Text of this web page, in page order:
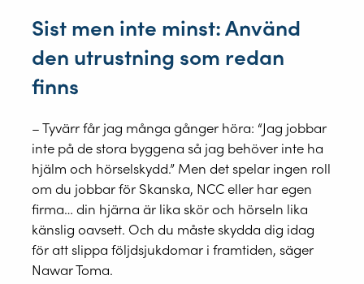
Sist men inte minst: Använd
den utrustning som redan
finns
– Tyvärr får jag många gånger höra: “Jag jobbar
inte på de stora byggena så jag behöver inte ha
hjälm och hörselskydd.” Men det spelar ingen roll
om du jobbar för Skanska, NCC eller har egen
firma… din hjärna är lika skör och hörseln lika
känslig oavsett. Och du måste skydda dig idag
för att slippa följdsjukdomar i framtiden, säger
Nawar Toma.